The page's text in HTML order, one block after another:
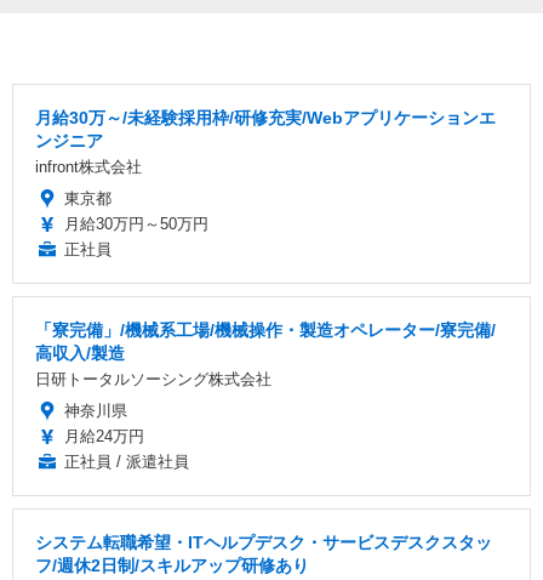
月給30万～/未経験採用枠/研修充実/Webアプリケーションエ
ンジニア
infront株式会社
東京都
月給30万円～50万円
正社員
「寮完備」/機械系工場/機械操作・製造オペレーター/寮完備/
高収入/製造
日研トータルソーシング株式会社
神奈川県
月給24万円
正社員 / 派遣社員
システム転職希望・ITヘルプデスク・サービスデスクスタッ
フ/週休2日制/スキルアップ研修あり